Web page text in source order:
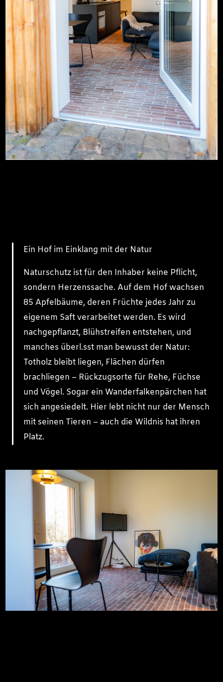
Ein Hof im Einklang mit der Natur
Naturschutz ist für den Inhaber keine Pflicht,
sondern Herzenssache. Auf dem Hof wachsen
85 Apfelbäume, deren Früchte jedes Jahr zu
eigenem Saft verarbeitet werden. Es wird
nachgepflanzt, Blühstreifen entstehen, und
manches überl.sst man bewusst der Natur:
Totholz bleibt liegen, Flächen dürfen
brachliegen – Rückzugsorte für Rehe, Füchse
und Vögel. Sogar ein Wanderfalkenpärchen hat
sich angesiedelt. Hier lebt nicht nur der Mensch
mit seinen Tieren – auch die Wildnis hat ihren
Platz.